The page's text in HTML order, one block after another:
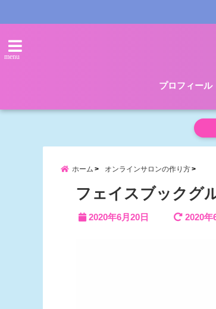
menu
プロフィール
ホーム オンラインサロンの作り方
フェイスブックグ
2020年6月20日 2020年